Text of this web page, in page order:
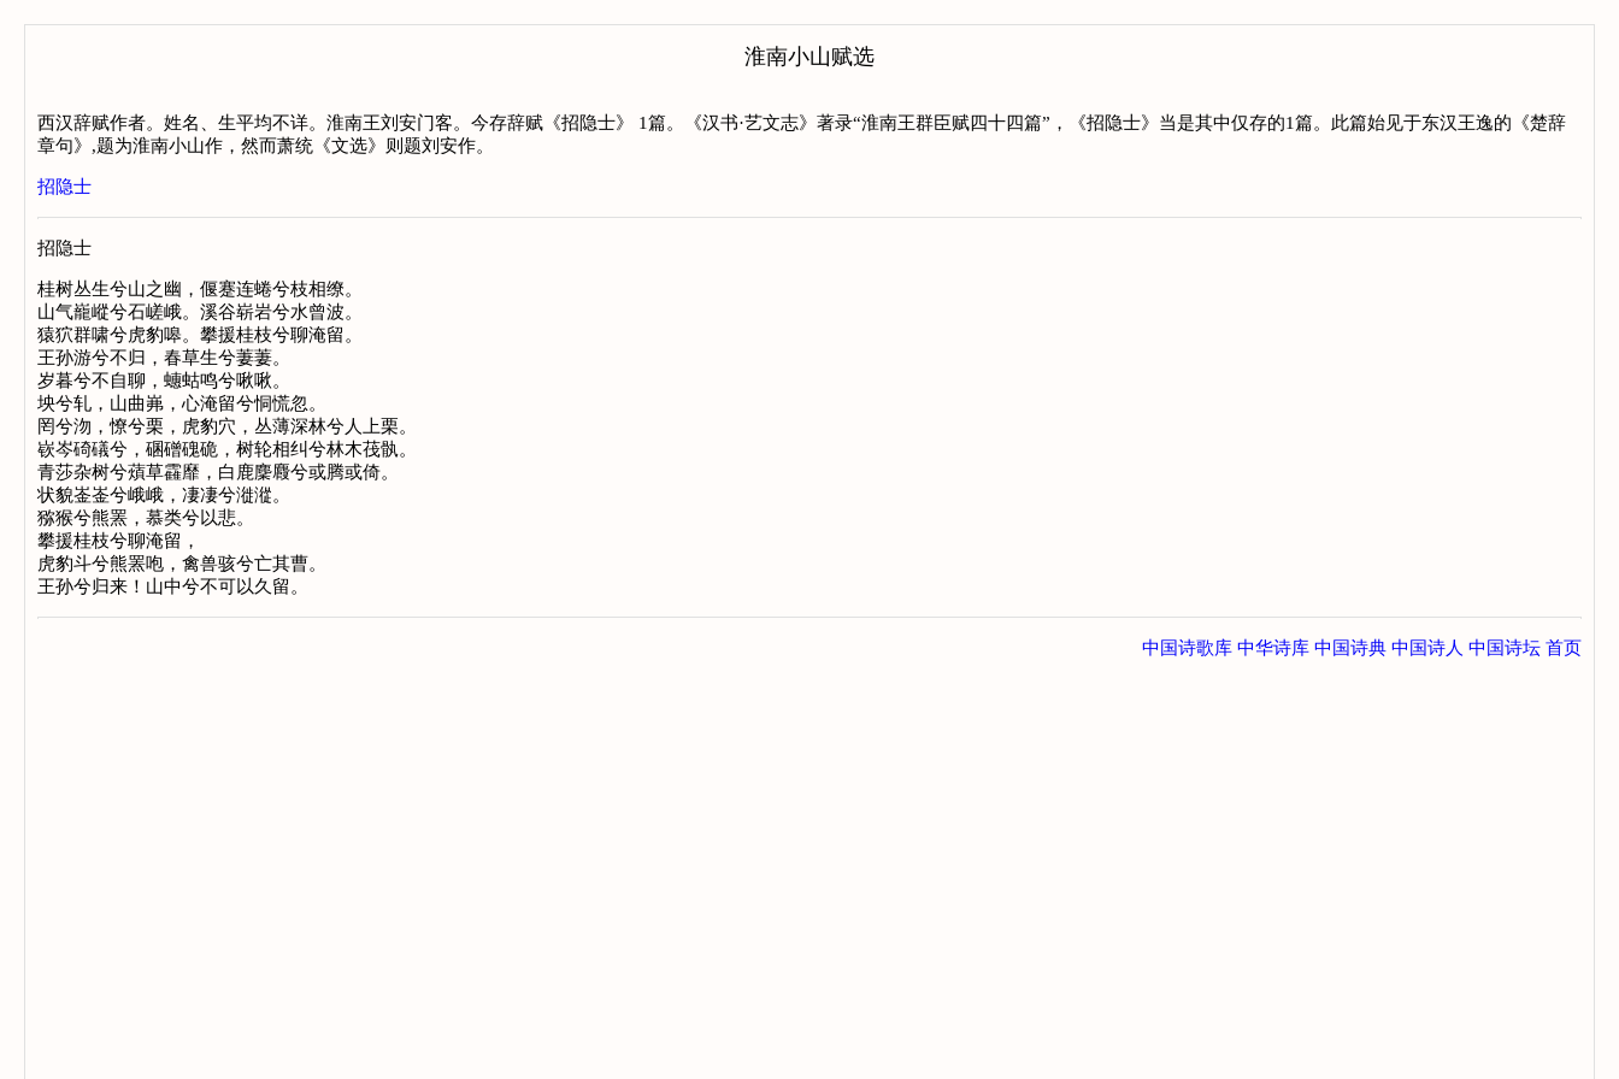
淮南小山赋选
西汉辞赋作者。姓名、生平均不详。淮南王刘安门客。今存辞赋《招隐士》 1篇。《汉书·艺文志》著录“淮南王群臣赋四十四篇”，《招隐士》当是其中仅存的1篇。此篇始见于东汉王逸的《楚辞
章句》,题为淮南小山作，然而萧统《文选》则题刘安作。
招隐士
招隐士
桂树丛生兮山之幽，偃蹇连蜷兮枝相缭。
山气巃嵷兮石嵯峨。溪谷崭岩兮水曾波。
猿狖群啸兮虎豹嗥。攀援桂枝兮聊淹留。
王孙游兮不归，春草生兮萋萋。
岁暮兮不自聊，蟪蛄鸣兮啾啾。
坱兮轧，山曲岪，心淹留兮恫慌忽。
罔兮沕，憭兮栗，虎豹穴，丛薄深林兮人上栗。
嵚岑碕礒兮，碅磳磈硊，树轮相纠兮林木茷骫。
青莎杂树兮薠草靃靡，白鹿麇麚兮或腾或倚。
状貌崟崟兮峨峨，凄凄兮漇漎。
猕猴兮熊罴，慕类兮以悲。
攀援桂枝兮聊淹留，
虎豹斗兮熊罴咆，禽兽骇兮亡其曹。
王孙兮归来！山中兮不可以久留。
中国诗歌库 中华诗库 中国诗典 中国诗人 中国诗坛 首页